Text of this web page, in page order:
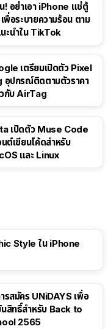
! อย่าเอา iPhone แช่ตู้
เพื่อระบายความร้อน ตาม
ะนำใน TikTok
เตรียมเปิดตัว Pixel
อุปกรณ์ติดตามตัวราคา
กับ AirTag
เปิดตัว Muse Code
นต์เขียนโค้ดสำหรับ
และ Linux
Style ใน iPhone
รสมัคร UNiDAYS เพื่อ
สิทธิ์สำหรับ Back to
2565